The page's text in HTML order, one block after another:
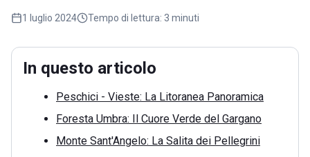
1 luglio 2024 Tempo di lettura: 3 minuti
In questo articolo
Peschici - Vieste: La Litoranea Panoramica
Foresta Umbra: Il Cuore Verde del Gargano
Monte Sant'Angelo: La Salita dei Pellegrini